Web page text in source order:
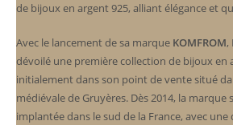
de bijoux en argent 925, alliant élégance et
Avec le lancement de sa marque KOMFROM,
dévoilé une première collection de bijoux en
initialement dans son point de vente situé
médiévale de Gruyères. Dès 2014, la marque
implantée dans le sud de la France, avec